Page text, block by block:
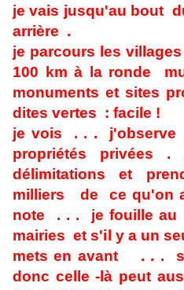
je vais jusqu'au bout
arrière .
je parcours les
100 km à la ronde
monuments et sites
dites vertes : facile !
je vois . . .
propriétés
délimitations et
milliers de ce qu'on
note . . . je fouille au
mairies et s'il y a un
mets en avant . . .
donc celle -là peut